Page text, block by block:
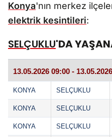
Konya'nın merkez
elektrik kesintileri:
SELÇUKLU'DA
13.05.2026 09:00 -
KONYA SELÇUKLU
KONYA SELÇUKLU
KONYA SELÇUKLU